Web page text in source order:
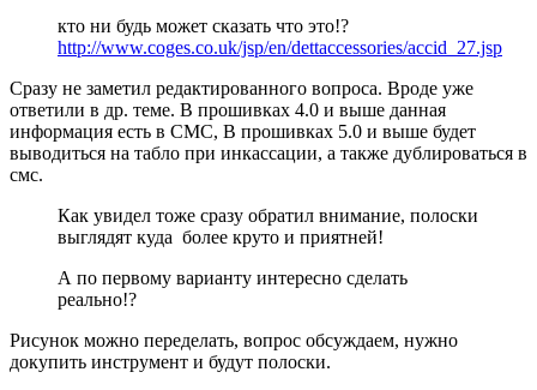
кто ни будь может сказать что это!?
http://www.coges.co.uk/jsp/en/dettaccessories/accid_27.jsp
Сразу не заметил редактированного вопроса. Вроде уже
ответили в др. теме. В прошивках 4.0 и выше данная
информация есть в СМС, В прошивках 5.0 и выше будет
выводиться на табло при инкассации, а также дублироваться в
смс.
Как увидел тоже сразу обратил внимание, полоски
выглядят куда более круто и приятней!
А по первому варианту интересно сделать
реально!?
Рисунок можно переделать, вопрос обсуждаем, нужно
докупить инструмент и будут полоски.